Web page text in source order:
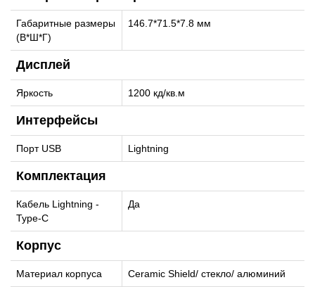
Габаритные размеры
(В*Ш*Г)
146.7*71.5*7.8 мм
Дисплей
Яркость 1200 кд/кв.м
Интерфейсы
Порт USB Lightning
Комплектация
Кабель Lightning -
Type-C
Да
Корпус
Материал корпуса Ceramic Shield/ стекло/ алюминий